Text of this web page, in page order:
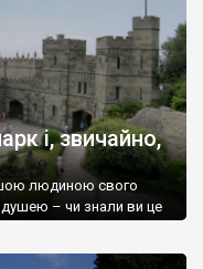
і, звичайно,
людиною свого
душею – чи знали ви це